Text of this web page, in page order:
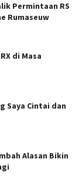
Permintaan RS
Rumaseuw
di Masa
Saya Cintai dan
Alasan Bikin